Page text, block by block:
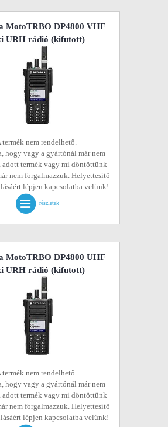
MotoTRBO DP4800 VHF
URH rádió (kifutott)
termék nem rendelhető.
hogy vagy a gyártónál már nem
adott termék vagy mi döntöttünk
nem forgalmazzuk. Helyettesítő
lépjen kapcsolatba velünk!
részletek
MotoTRBO DP4800 UHF
URH rádió (kifutott)
termék nem rendelhető.
hogy vagy a gyártónál már nem
adott termék vagy mi döntöttünk
nem forgalmazzuk. Helyettesítő
lépjen kapcsolatba velünk!